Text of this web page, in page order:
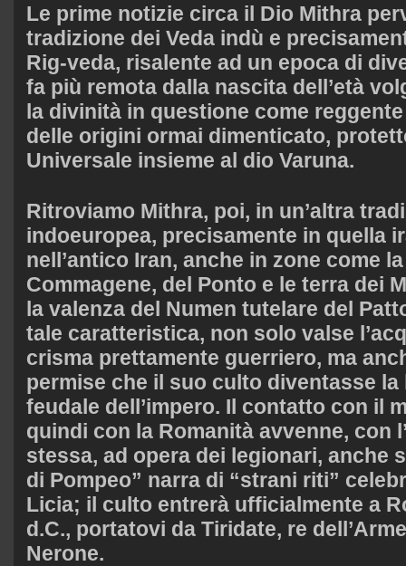
Le prime notizie circa il Dio Mithra
tradizione dei Veda indù e
Rig-veda, risalente ad un epoca di
fa più remota dalla nascita dell’età
la divinità in questione come
delle origini ormai dimenticato,
Universale insieme al dio Varuna.
Ritroviamo Mithra, poi, in un’altra
indoeuropea, precisamente in quella
nell’antico Iran, anche in zone come
Commagene, del Ponto e le terra dei
la valenza del Numen tutelare del
tale caratteristica, non solo valse
crisma prettamente guerriero, ma
permise che il suo culto diventasse la
feudale dell’impero. Il contatto con il
quindi con la Romanità avvenne, con
stessa, ad opera dei legionari, anche
di Pompeo” narra di “strani riti”
Licia; il culto entrerà ufficialmente a
d.C., portatovi da Tiridate, re
Nerone.